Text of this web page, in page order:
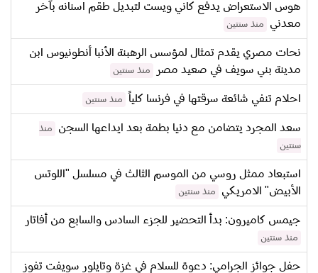
هوس الاستعراض يدفع كاني ويست لتبديل طقم اسنانه بآخر
معدني
منذ سنتين
نحات مصري يقدم تمثال لمؤسس الرهبنة الأنبا أنطونيوس ابن
مدينة بني سويف في صعيد مصر
منذ سنتين
احلام تنفي شائعة سرقتها في فرنسا كلياً منذ سنتين
سعد المجرد يتضامن مع دنيا بطمة بعد ايداعها السجن
منذ
سنتين
استبعاد ممثل روسي من الموسم الثالث في مسلسل "اللوتس
الأبيض" الامريكي
منذ سنتين
جيمس كاميرون: بدأ التحضير للجزء السادس والسابع من أفاتار
منذ سنتين
حفل جوائز الجرامي: دعوة للسلام في غزة وتايلور سويفت تفوز